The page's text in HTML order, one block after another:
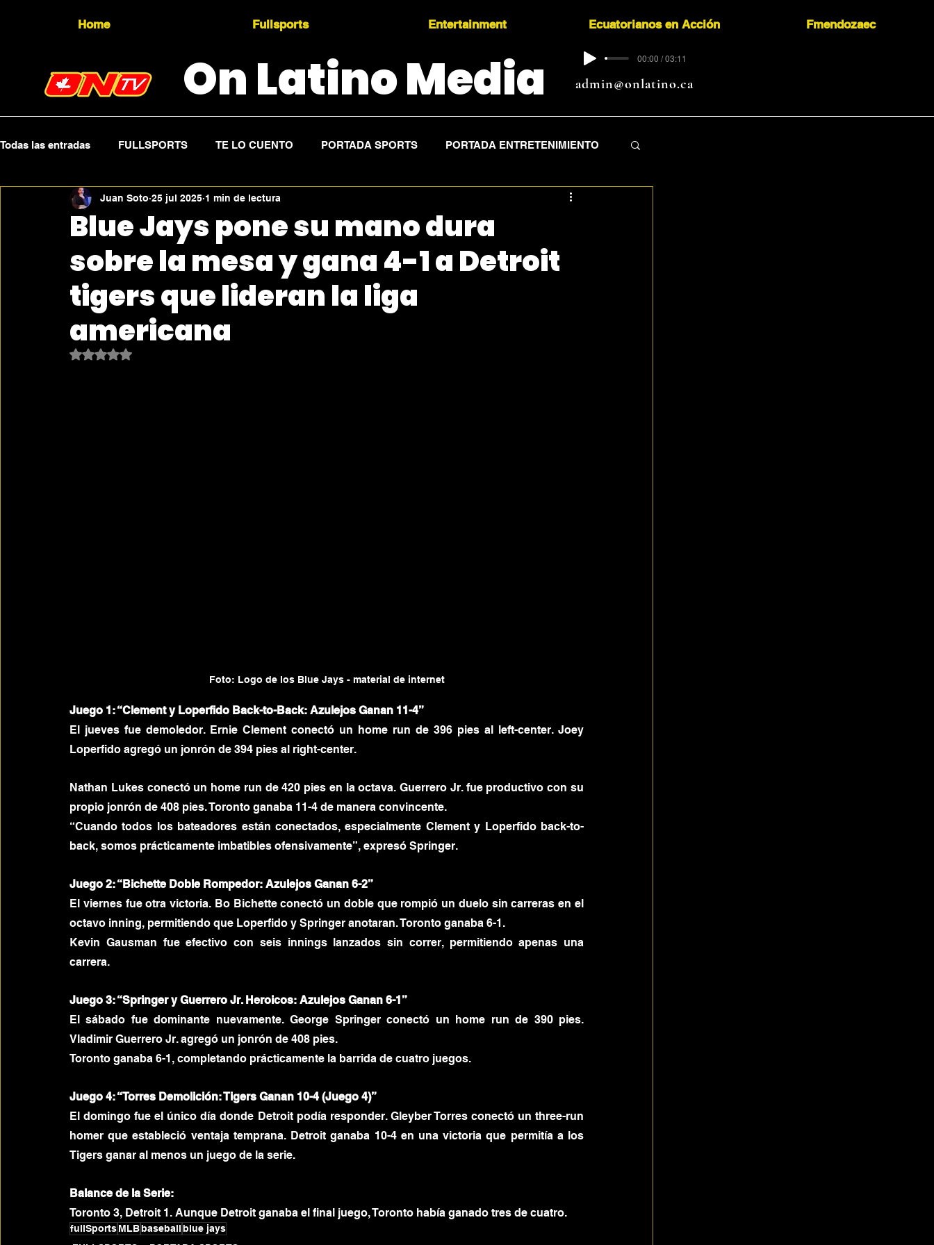
Home Fullsports Entertainment Ecuatorianos en Acción Fmendozaec
On Latino Media admin@onlatino.ca
00:00 / 03:11
Todas las entradas FULLSPORTS TE LO CUENTO PORTADA SPORTS PORTADA ENTRETENIMIENTO
Topicality PRESS RELEASE Press Sports
Blue Jays pone su mano dura
sobre la mesa y gana 4-1 a Detroit
tigers que lideran la liga
americana
Juan Soto 25 jul 2025 1 min de lectura
Obtuvo NaN de 5 estrellas.
Foto: Logo de los Blue Jays - material de internet
Juego 1: “Clement y Loperfido Back-to-Back: Azulejos Ganan 11-4”
El jueves fue demoledor. Ernie Clement conectó un home run de 396 pies al left-center. Joey
Loperfido agregó un jonrón de 394 pies al right-center.
Nathan Lukes conectó un home run de 420 pies en la octava. Guerrero Jr. fue productivo con su
propio jonrón de 408 pies. Toronto ganaba 11-4 de manera convincente.
“Cuando todos los bateadores están conectados, especialmente Clement y Loperfido back-to-
back, somos prácticamente imbatibles ofensivamente”, expresó Springer.
Juego 2: “Bichette Doble Rompedor: Azulejos Ganan 6-2”
El viernes fue otra victoria. Bo Bichette conectó un doble que rompió un duelo sin carreras en el
octavo inning, permitiendo que Loperfido y Springer anotaran. Toronto ganaba 6-1.
Kevin Gausman fue efectivo con seis innings lanzados sin correr, permitiendo apenas una
carrera.
Juego 3: “Springer y Guerrero Jr. Heroicos: Azulejos Ganan 6-1”
El sábado fue dominante nuevamente. George Springer conectó un home run de 390 pies.
Vladimir Guerrero Jr. agregó un jonrón de 408 pies.
Toronto ganaba 6-1, completando prácticamente la barrida de cuatro juegos.
Juego 4: “Torres Demolición: Tigers Ganan 10-4 (Juego 4)”
El domingo fue el único día donde Detroit podía responder. Gleyber Torres conectó un three-run
homer que estableció ventaja temprana. Detroit ganaba 10-4 en una victoria que permitía a los
Tigers ganar al menos un juego de la serie.
Balance de la Serie:
Toronto 3, Detroit 1. Aunque Detroit ganaba el final juego, Toronto había ganado tres de cuatro.
fullSportsMLBbaseballblue jays